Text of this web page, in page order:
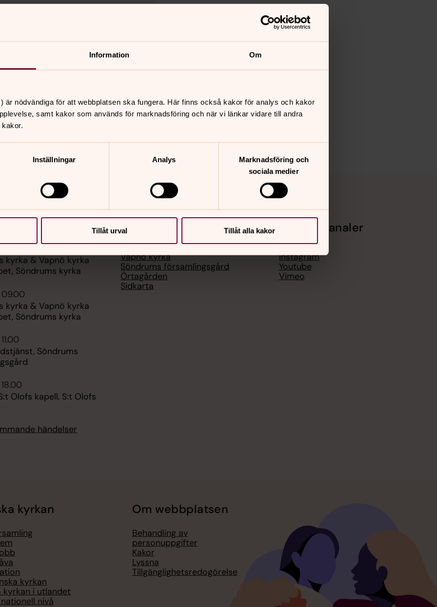
Information Om
är nödvändiga för att webbplatsen ska fungera. Här finns också kakor för analys och kakor
samt kakor som används för marknadsföring och när vi länkar vidare till andra
Inställningar Analys
Marknadsföring och
sociala medier
Tillåt urval Tillåt alla kakor
kyrka & Vapnö kyrka
Söndrums kyrka
kyrka & Vapnö kyrka
Söndrums kyrka
Söndrums
Olofs kapell, S:t Olofs
händelser
Hitta snabbt
Söndrums kyrka
Vapnö kyrka
Söndrums församlingsgård
Örtagården
Sidkarta
Sociala kanaler
Facebook
Instagram
Youtube
Vimeo
kyrkan
kyrkan
kyrkan i utlandet
nivå
Om webbplatsen
Behandling av
personuppgifter
Kakor
Lyssna
Tillgänglighetsredogörelse